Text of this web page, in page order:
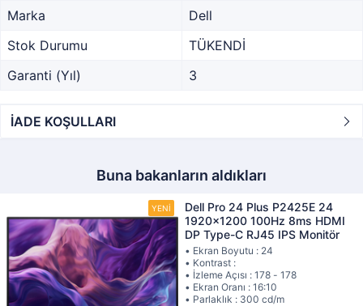
Marka
Dell
Stok Durumu
TÜKENDİ
Garanti (Yıl)
3
İADE KOŞULLARI
Buna bakanların aldıkları
Dell Pro 24 Plus P2425E 24
1920x1200 100Hz 8ms HDMI
DP Type-C RJ45 IPS Monitör
• Ekran Boyutu : 24
• Kontrast :
• İzleme Açısı : 178 - 178
• Ekran Oranı : 16:10
• Parlaklık : 300 cd/m